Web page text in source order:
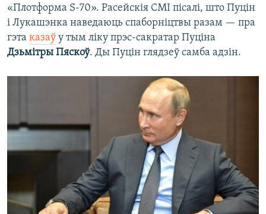
«Плотформа S-70». Расейскія СМІ пісалі, што Пуцін
і Лукашэнка наведаюць спаборніцтвы разам — пра
гэта казаў у тым ліку прэс-сакратар Пуціна
Дзьмітры Пяскоў. Ды Пуцін глядзеў самба адзін.